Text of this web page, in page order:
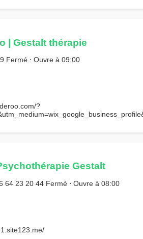
| Gestalt thérapie
Fermé ⋅ Ouvre à 09:00
?
Gestalt
64 23 20 44 Fermé ⋅ Ouvre à 08:00